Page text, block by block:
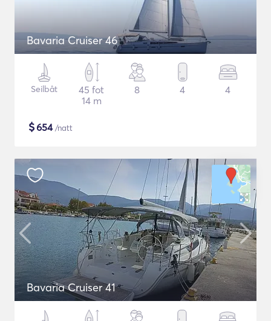
Bavaria Cruiser 46
Seilbåt
45 fot
14 m
8 4 4
$654/natt
Bavaria Cruiser 41